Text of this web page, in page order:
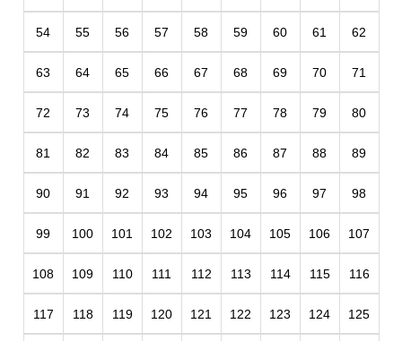
54 55 56 57 58 59 60 61 62
63 64 65 66 67 68 69 70 71
72 73 74 75 76 77 78 79 80
81 82 83 84 85 86 87 88 89
90 91 92 93 94 95 96 97 98
99 100 101 102 103 104 105 106 107
108 109 110 111 112 113 114 115 116
117 118 119 120 121 122 123 124 125